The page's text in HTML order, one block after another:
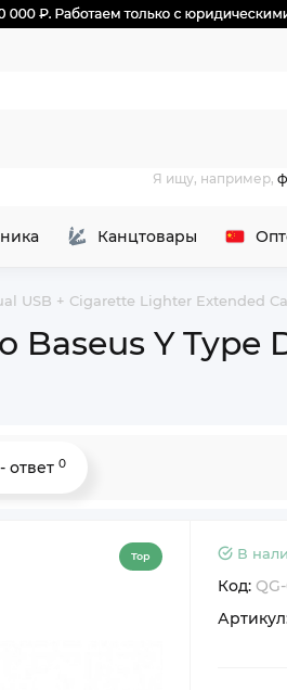
Я ищу, например,
Канцтовары
USB + Cigarette Lighter Extended
Y Type
ответ 0
Top В
Код: